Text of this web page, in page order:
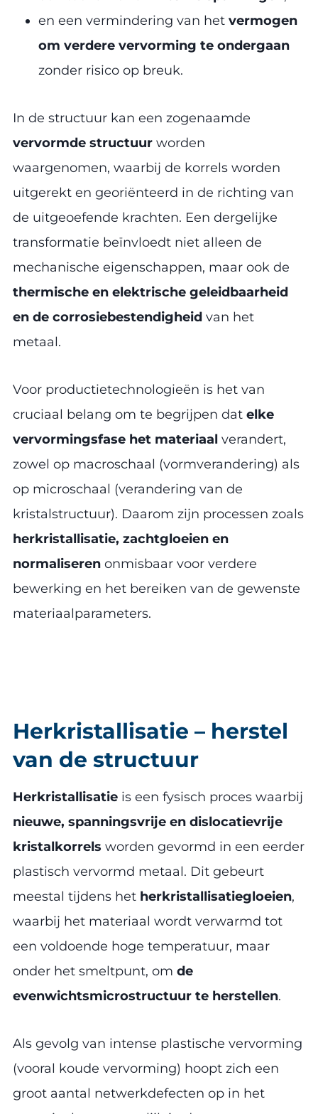
en een vermindering van het vermogen
om verdere vervorming te ondergaan
zonder risico op breuk.
In de structuur kan een zogenaamde
vervormde structuur worden
waargenomen, waarbij de korrels worden
uitgerekt en georiënteerd in de richting van
de uitgeoefende krachten. Een dergelijke
transformatie beïnvloedt niet alleen de
mechanische eigenschappen, maar ook de
thermische en elektrische geleidbaarheid
en de corrosiebestendigheid van het
metaal.
Voor productietechnologieën is het van
cruciaal belang om te begrijpen dat elke
vervormingsfase het materiaal verandert,
zowel op macroschaal (vormverandering) als
op microschaal (verandering van de
kristalstructuur). Daarom zijn processen zoals
herkristallisatie, zachtgloeien en
normaliseren onmisbaar voor verdere
bewerking en het bereiken van de gewenste
materiaalparameters.
Herkristallisatie – herstel
van de structuur
Herkristallisatie is een fysisch proces waarbij
nieuwe, spanningsvrije en dislocatievrije
kristalkorrels worden gevormd in een eerder
plastisch vervormd metaal. Dit gebeurt
meestal tijdens het herkristallisatiegloeien,
waarbij het materiaal wordt verwarmd tot
een voldoende hoge temperatuur, maar
onder het smeltpunt, om de
evenwichtsmicrostructuur te herstellen.
Als gevolg van intense plastische vervorming
(vooral koude vervorming) hoopt zich een
groot aantal netwerkdefecten op in het